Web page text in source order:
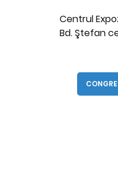
Centrul
Bd. Ştefan